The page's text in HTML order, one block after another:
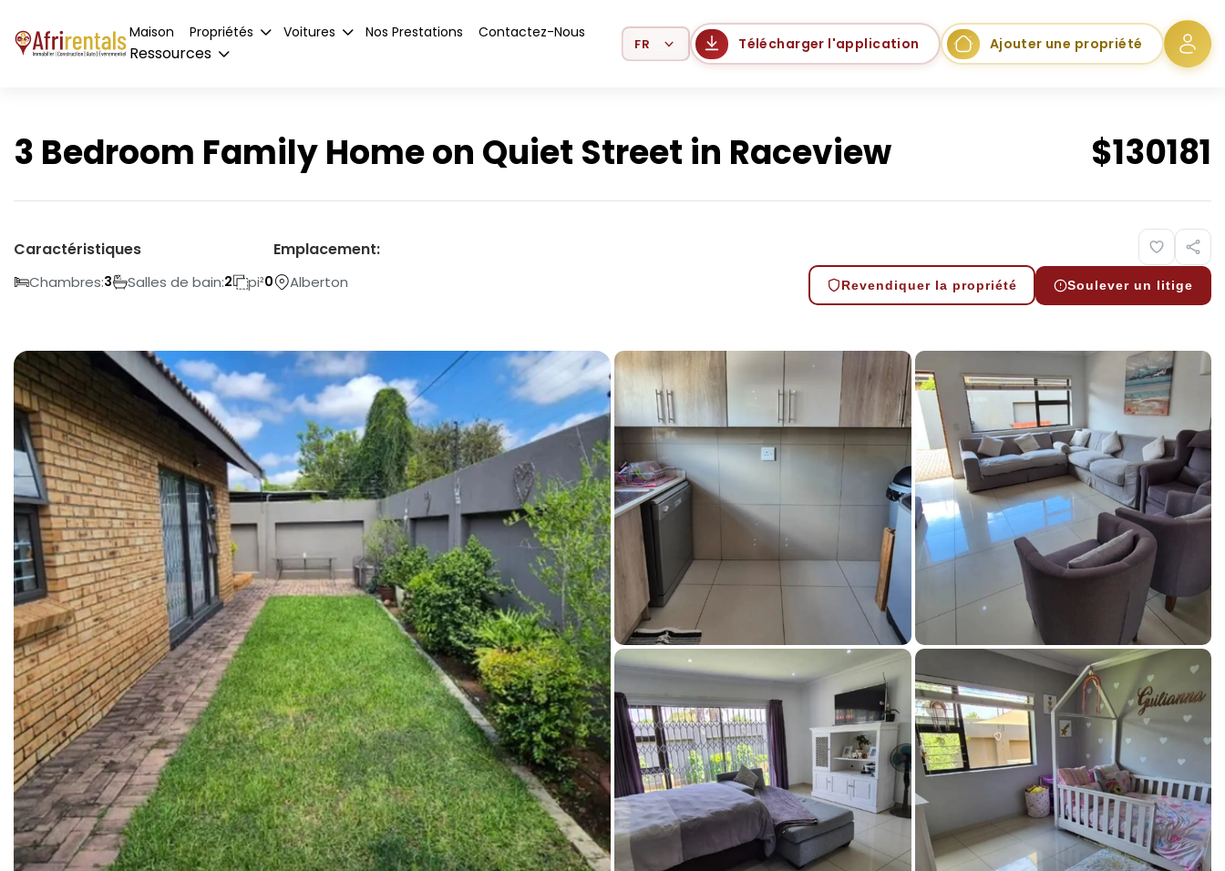
Maison Propriétés Voitures Nos Prestations Contactez-Nous
Ressources
Select Language Télécharger l'application Ajouter une propriété
3 Bedroom Family Home on Quiet Street in Raceview $130181
Caractéristiques
Chambres:3 Salles de bain:2 pi²0
Emplacement:
Alberton Revendiquer la propriété Soulever un litige